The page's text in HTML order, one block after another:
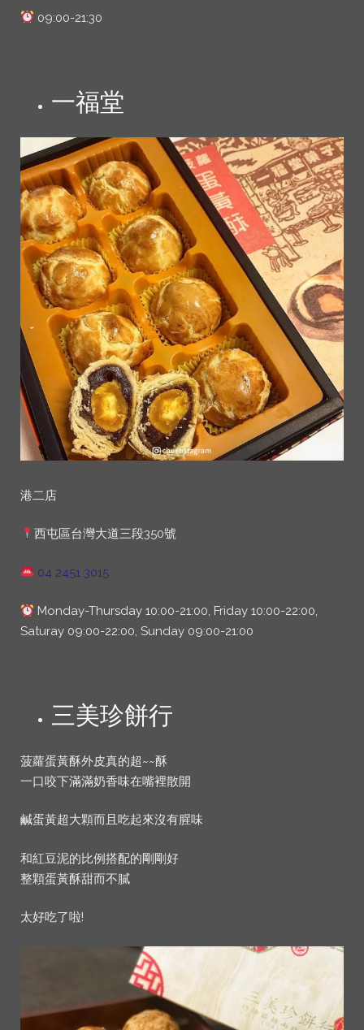
09:00-21:30
一福堂
港二店
西屯區台灣大道三段350號
04 2451 3015
Monday-Thursday 10:00-21:00, Friday 10:00-22:00,
Saturay 09:00-22:00, Sunday 09:00-21:00
三美珍餅行
菠蘿蛋黃酥外皮真的超~~酥
一口咬下滿滿奶香味在嘴裡散開
鹹蛋黃超大顆而且吃起來沒有腥味
和紅豆泥的比例搭配的剛剛好
整顆蛋黃酥甜而不膩
太好吃了啦!